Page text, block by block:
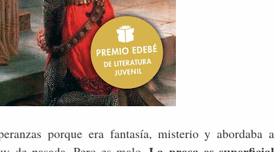
porque era fantasía, misterio y abordaba a